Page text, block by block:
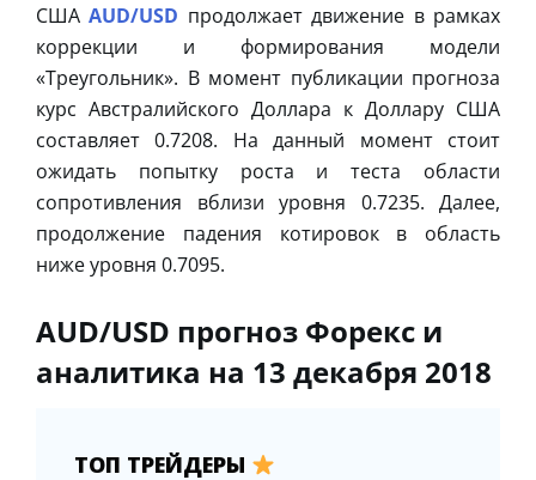
СШАAUD/USD продолжает движение в рамках
коррекции и формирования модели
«Треугольник». В момент публикации прогноза
курс Австралийского Доллара к Доллару США
составляет 0.7208. На данный момент стоит
ожидать попытку роста и теста области
сопротивления вблизи уровня 0.7235. Далее,
продолжение падения котировок в область
ниже уровня 0.7095.
AUD/USD прогноз Форекс и
аналитика на 13 декабря 2018
ТОП ТРЕЙДЕРЫ